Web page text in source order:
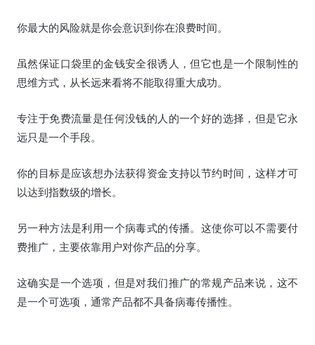
你最大的风险就是你会意识到你在浪费时间。
虽然保证口袋里的金钱安全很诱人，但它也是一个限制性的
思维方式，从长远来看将不能取得重大成功。
专注于免费流量是任何没钱的人的一个好的选择，但是它永
远只是一个手段。
你的目标是应该想办法获得资金支持以节约时间，这样才可
以达到指数级的增长。
另一种方法是利用一个病毒式的传播。这使你可以不需要付
费推广，主要依靠用户对你产品的分享。
这确实是一个选项，但是对我们推广的常规产品来说，这不
是一个可选项，通常产品都不具备病毒传播性。